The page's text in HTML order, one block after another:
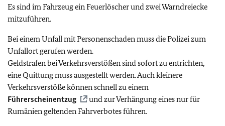
Es sind im Fahrzeug ein Feuerlöscher und zwei Warndreiecke
mitzuführen.
Bei einem Unfall mit Personenschaden muss die Polizei zum
Unfallort gerufen werden.
Geldstrafen bei Verkehrsverstößen sind sofort zu entrichten,
eine Quittung muss ausgestellt werden. Auch kleinere
Verkehrsverstöße können schnell zu einem
Führerscheinentzug
und zur Verhängung eines nur für
Rumänien geltenden Fahrverbotes führen.